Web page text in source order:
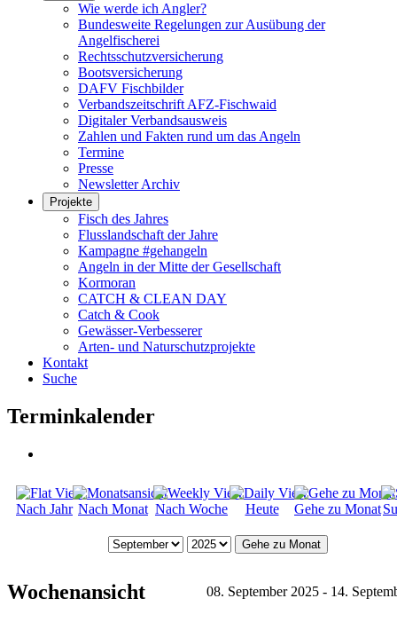
Wie werde ich Angler?
Bundesweite Regelungen zur Ausübung der
Angelfischerei
Rechtsschutzversicherung
Bootsversicherung
DAFV Fischbilder
Verbandszeitschrift AFZ-Fischwaid
Digitaler Verbandsausweis
Zahlen und Fakten rund um das Angeln
Termine
Presse
Newsletter Archiv
Projekte
Fisch des Jahres
Flusslandschaft der Jahre
Kampagne #gehangeln
Angeln in der Mitte der Gesellschaft
Kormoran
CATCH & CLEAN DAY
Catch & Cook
Gewässer-Verbesserer
Arten- und Naturschutzprojekte
Kontakt
Suche
Terminkalender
Nach Jahr Nach Monat Nach Woche Heute Gehe zu Monat
Gehe zu Monat
Wochenansicht 08. September 2025 - 14.